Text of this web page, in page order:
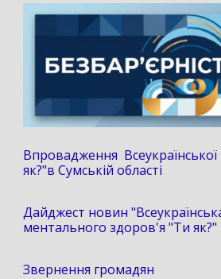
Впровадження
як?"в Сумській області
Дайджест новин
ментального здоров'я "Ти як?"
Звернення громадян